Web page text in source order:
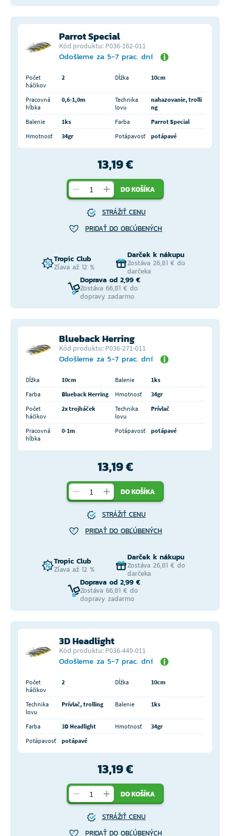
Parrot Special
Kód produktu: P036-162-011
Odošleme za 5-7 prac. dní
Počet
háčikov
2 Dĺžka 10cm
Pracovná
hĺbka
0,6-1,0m
Technika
lovu
nahazovanie, trolli
ng
Balenie
1ks Farba
Parrot Special
Hmotnosť
34gr Potápavosť potápavé
13,19 €
DO KOŠÍKA
STRÁŽIŤ CENU
PRIDAŤ DO OBĽÚBENÝCH
Tropic Club
Zľava až 12 %
Darček k nákupu
Zostáva 26,81 € do
darčeka
Doprava od 2,99 €
Zostáva 66,81 € do
dopravy zadarmo
Blueback Herring
Kód produktu: P036-271-011
Odošleme za 5-7 prac. dní
Dĺžka 10cm Balenie
1ks
Farba
Blueback Herring Hmotnosť
34gr
Počet
háčikov
2x trojháček
Technika
lovu
Prívlač
Pracovná
hĺbka
0-1m Potápavosť potápavé
13,19 €
DO KOŠÍKA
STRÁŽIŤ CENU
PRIDAŤ DO OBĽÚBENÝCH
Tropic Club
Zľava až 12 %
Darček k nákupu
Zostáva 26,81 € do
darčeka
Doprava od 2,99 €
Zostáva 66,81 € do
dopravy zadarmo
3D Headlight
Kód produktu: P036-449-011
Odošleme za 5-7 prac. dní
Počet
háčikov
2 Dĺžka 10cm
Technika
lovu
Prívlač, trolling Balenie 1ks
Farba 3D Headlight Hmotnosť
34gr
Potápavosť
potápavé
13,19 €
DO KOŠÍKA
STRÁŽIŤ CENU
PRIDAŤ DO OBĽÚBENÝCH